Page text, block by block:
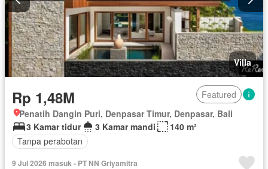
Villa
Rp 1,48M
Featured
Penatih Dangin Puri, Denpasar Timur, Denpasar, Bali
3 Kamar tidur
3 Kamar mandi
140 m²
Tanpa perabotan
9 Jul 2026 masuk - PT NN Griyamitra